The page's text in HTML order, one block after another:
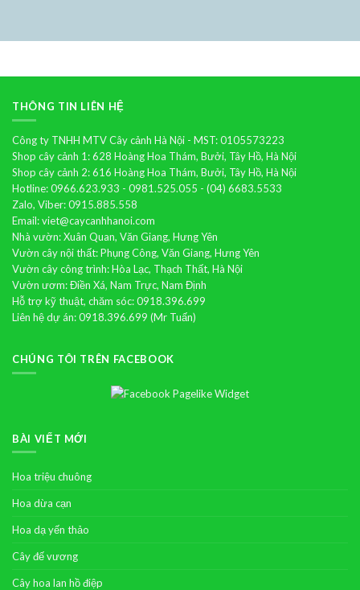
THÔNG TIN LIÊN HỆ
Công ty TNHH MTV Cây cảnh Hà Nội - MST: 0105573223
Shop cây cảnh 1: 628 Hoàng Hoa Thám, Bưởi, Tây Hồ, Hà Nội
Shop cây cảnh 2: 616 Hoàng Hoa Thám, Bưởi, Tây Hồ, Hà Nội
Hotline: 0966.623.933 - 0981.525.055 - (04) 6683.5533
Zalo, Viber: 0915.885.558
Email: viet@caycanhhanoi.com
Nhà vườn: Xuân Quan, Văn Giang, Hưng Yên
Vườn cây nội thất: Phụng Công, Văn Giang, Hưng Yên
Vườn cây công trình: Hòa Lạc, Thạch Thất, Hà Nội
Vườn ươm: Điền Xá, Nam Trực, Nam Định
Hỗ trợ kỹ thuật, chăm sóc: 0918.396.699
Liên hệ dự án: 0918.396.699 (Mr Tuấn)
CHÚNG TÔI TRÊN FACEBOOK
BÀI VIẾT MỚI
Hoa triệu chuông
Hoa dừa cạn
Hoa dạ yến thảo
Cây đế vương
Cây hoa lan hồ điệp